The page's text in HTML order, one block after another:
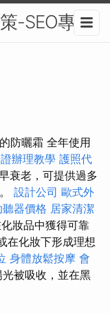
-SEO專家
防曬霜 全年使用
辦理教學 護照代
衰老，可提供過多
設計公司 歐式外
聽器價格 居家清潔
妝品中獲得可靠
在化妝下形成理想
身體放鬆按摩 會
被吸收，並在黑